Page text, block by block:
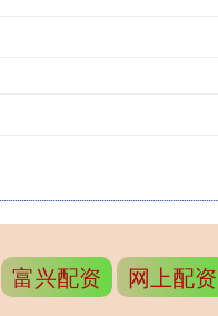
富兴配资 网上配资